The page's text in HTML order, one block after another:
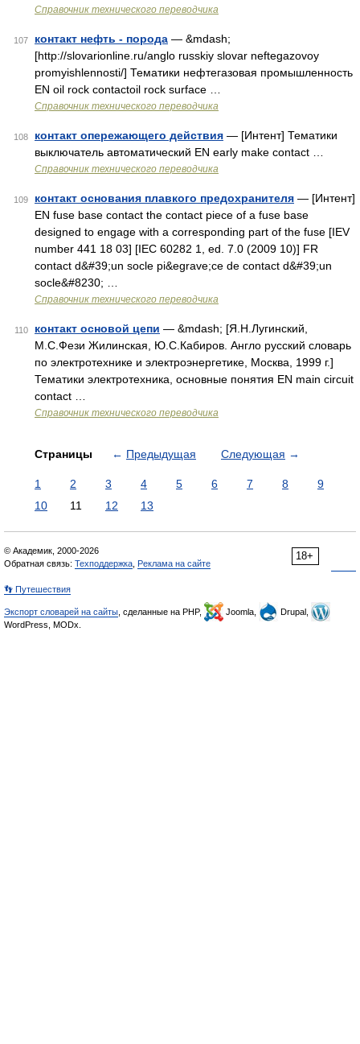
Справочник технического переводчика
107 контакт нефть - порода — &mdash;
[http://slovarionline.ru/anglo russkiy slovar neftegazovoy
promyishlennosti/] Тематики нефтегазовая промышленность
EN oil rock contactoil rock surface …
Справочник технического переводчика
108 контакт опережающего действия — [Интент] Тематики
выключатель автоматический EN early make contact …
Справочник технического переводчика
109 контакт основания плавкого предохранителя — [Интент]
EN fuse base contact the contact piece of a fuse base
designed to engage with a corresponding part of the fuse [IEV
number 441 18 03] [IEC 60282 1, ed. 7.0 (2009 10)] FR
contact d&#39;un socle pi&egrave;ce de contact d&#39;un
socle&#8230; …
Справочник технического переводчика
110 контакт основой цепи — &mdash; [Я.Н.Лугинский,
М.С.Фези Жилинская, Ю.С.Кабиров. Англо русский словарь
по электротехнике и электроэнергетике, Москва, 1999 г.]
Тематики электротехника, основные понятия EN main circuit
contact …
Справочник технического переводчика
Страницы ← Предыдущая Следующая →
1 2 3 4 5 6 7 8
9
10
11 12 13
18+
© Академик, 2000-2026
Обратная связь: Техподдержка Реклама на сайте
👣 Путешествия
Экспорт словарей на сайты , сделанные на PHP, Joomla,
Drupal,
WordPress, MODx.